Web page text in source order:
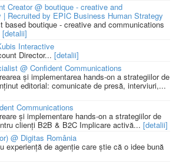
Creator @ boutique - creative and
Recruited by EPIC Business Human Strategy
based boutique - creative and communications
[detalii]
Interactive
Director... [detalii]
@ Confident Communications
și implementarea hands-on a strategiilor de
editorial: comunicate de presă, interviuri,...
Communications
și implementare hands-on a strategiilor de
clienți B2B & B2C Implicare activă... [detalii]
@ Digitas România
experiență de agenție care știe că o idee bună